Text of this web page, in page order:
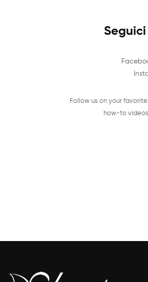
Seguici
Follow us on your
how-to